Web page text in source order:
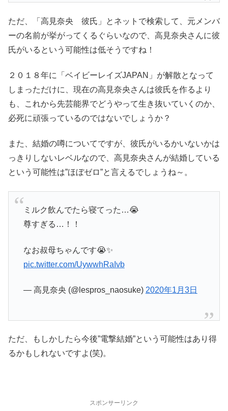
ただ、「高見奈央 彼氏」とネットで検索して、元メンバ
ーの名前が挙がってくるぐらいなので、高見奈央さんに彼
氏がいるという可能性は低そうですね！
２０１８年に「ベイビーレイズJAPAN」が解散となって
しまっただけに、現在の高見奈央さんは彼氏を作るより
も、これから先芸能界でどうやって生き抜いていくのか、
必死に頑張っているのではないでしょうか？
また、結婚の噂についてですが、彼氏がいるかいないかは
っきりしないレベルなので、高見奈央さんが結婚している
という可能性は”ほぼゼロ”と言えるでしょうね～。
ミルク飲んでたら寝てった…😭
尊すぎる…！！
なお叔母ちゃんです😭✨
pic.twitter.com/UywwhRaIvb
— 高見奈央 (@lespros_naosuke) 2020年1月3日
ただ、もしかしたら今後”電撃結婚”という可能性はあり得
るかもしれないですよ(笑)。
スポンサーリンク